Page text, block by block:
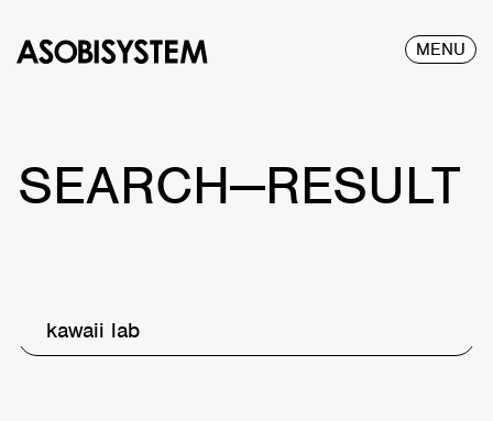
MENU
SEARCH—RESULT
kawaii lab